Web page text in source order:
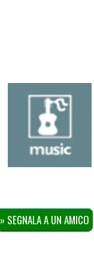
» SEGNALA A UN AMICO